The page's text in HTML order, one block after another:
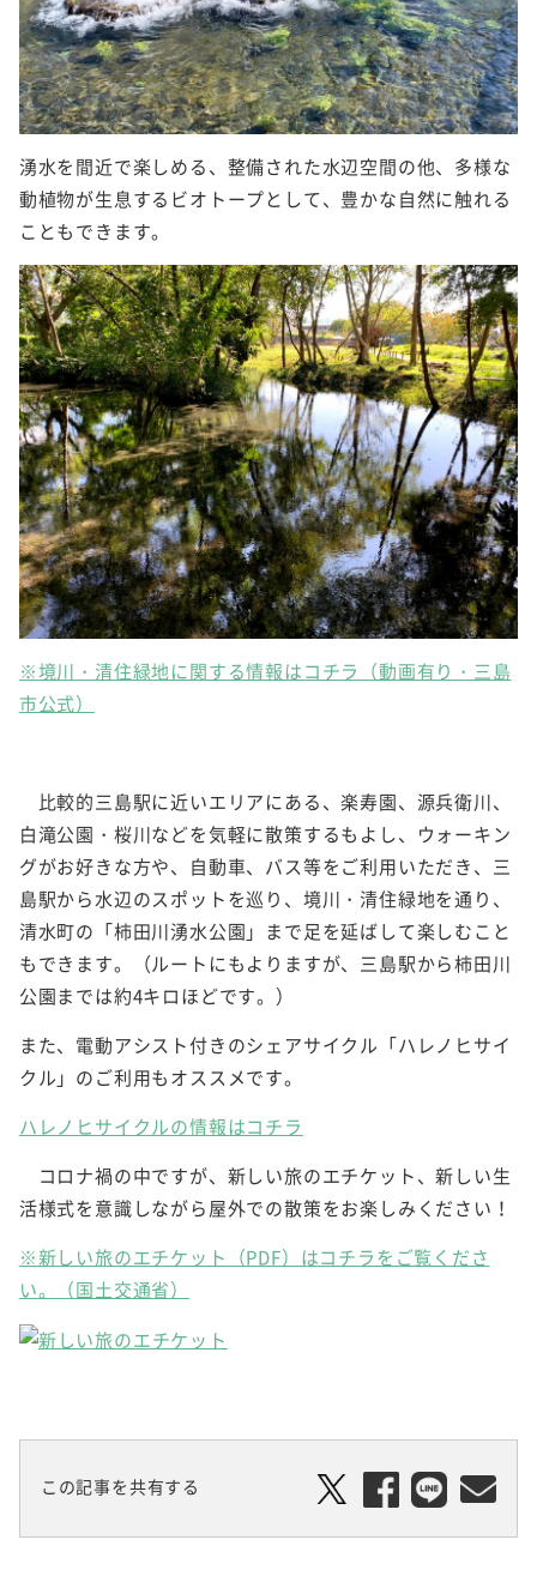
湧水を間近で楽しめる、整備された水辺空間の他、多様な
動植物が生息するビオトープとして、豊かな自然に触れる
こともできます。
※境川・清住緑地に関する情報はコチラ（動画有り・三島
市公式）
比較的三島駅に近いエリアにある、楽寿園、源兵衛川、
白滝公園・桜川などを気軽に散策するもよし、ウォーキン
グがお好きな方や、自動車、バス等をご利用いただき、三
島駅から水辺のスポットを巡り、境川・清住緑地を通り、
清水町の「柿田川湧水公園」まで足を延ばして楽しむこと
もできます。（ルートにもよりますが、三島駅から柿田川
公園までは約4キロほどです。）
また、電動アシスト付きのシェアサイクル「ハレノヒサイ
クル」のご利用もオススメです。
ハレノヒサイクルの情報はコチラ
コロナ禍の中ですが、新しい旅のエチケット、新しい生
活様式を意識しながら屋外での散策をお楽しみください！
※新しい旅のエチケット（PDF）はコチラをご覧くださ
い。（国土交通省）
この記事を共有する